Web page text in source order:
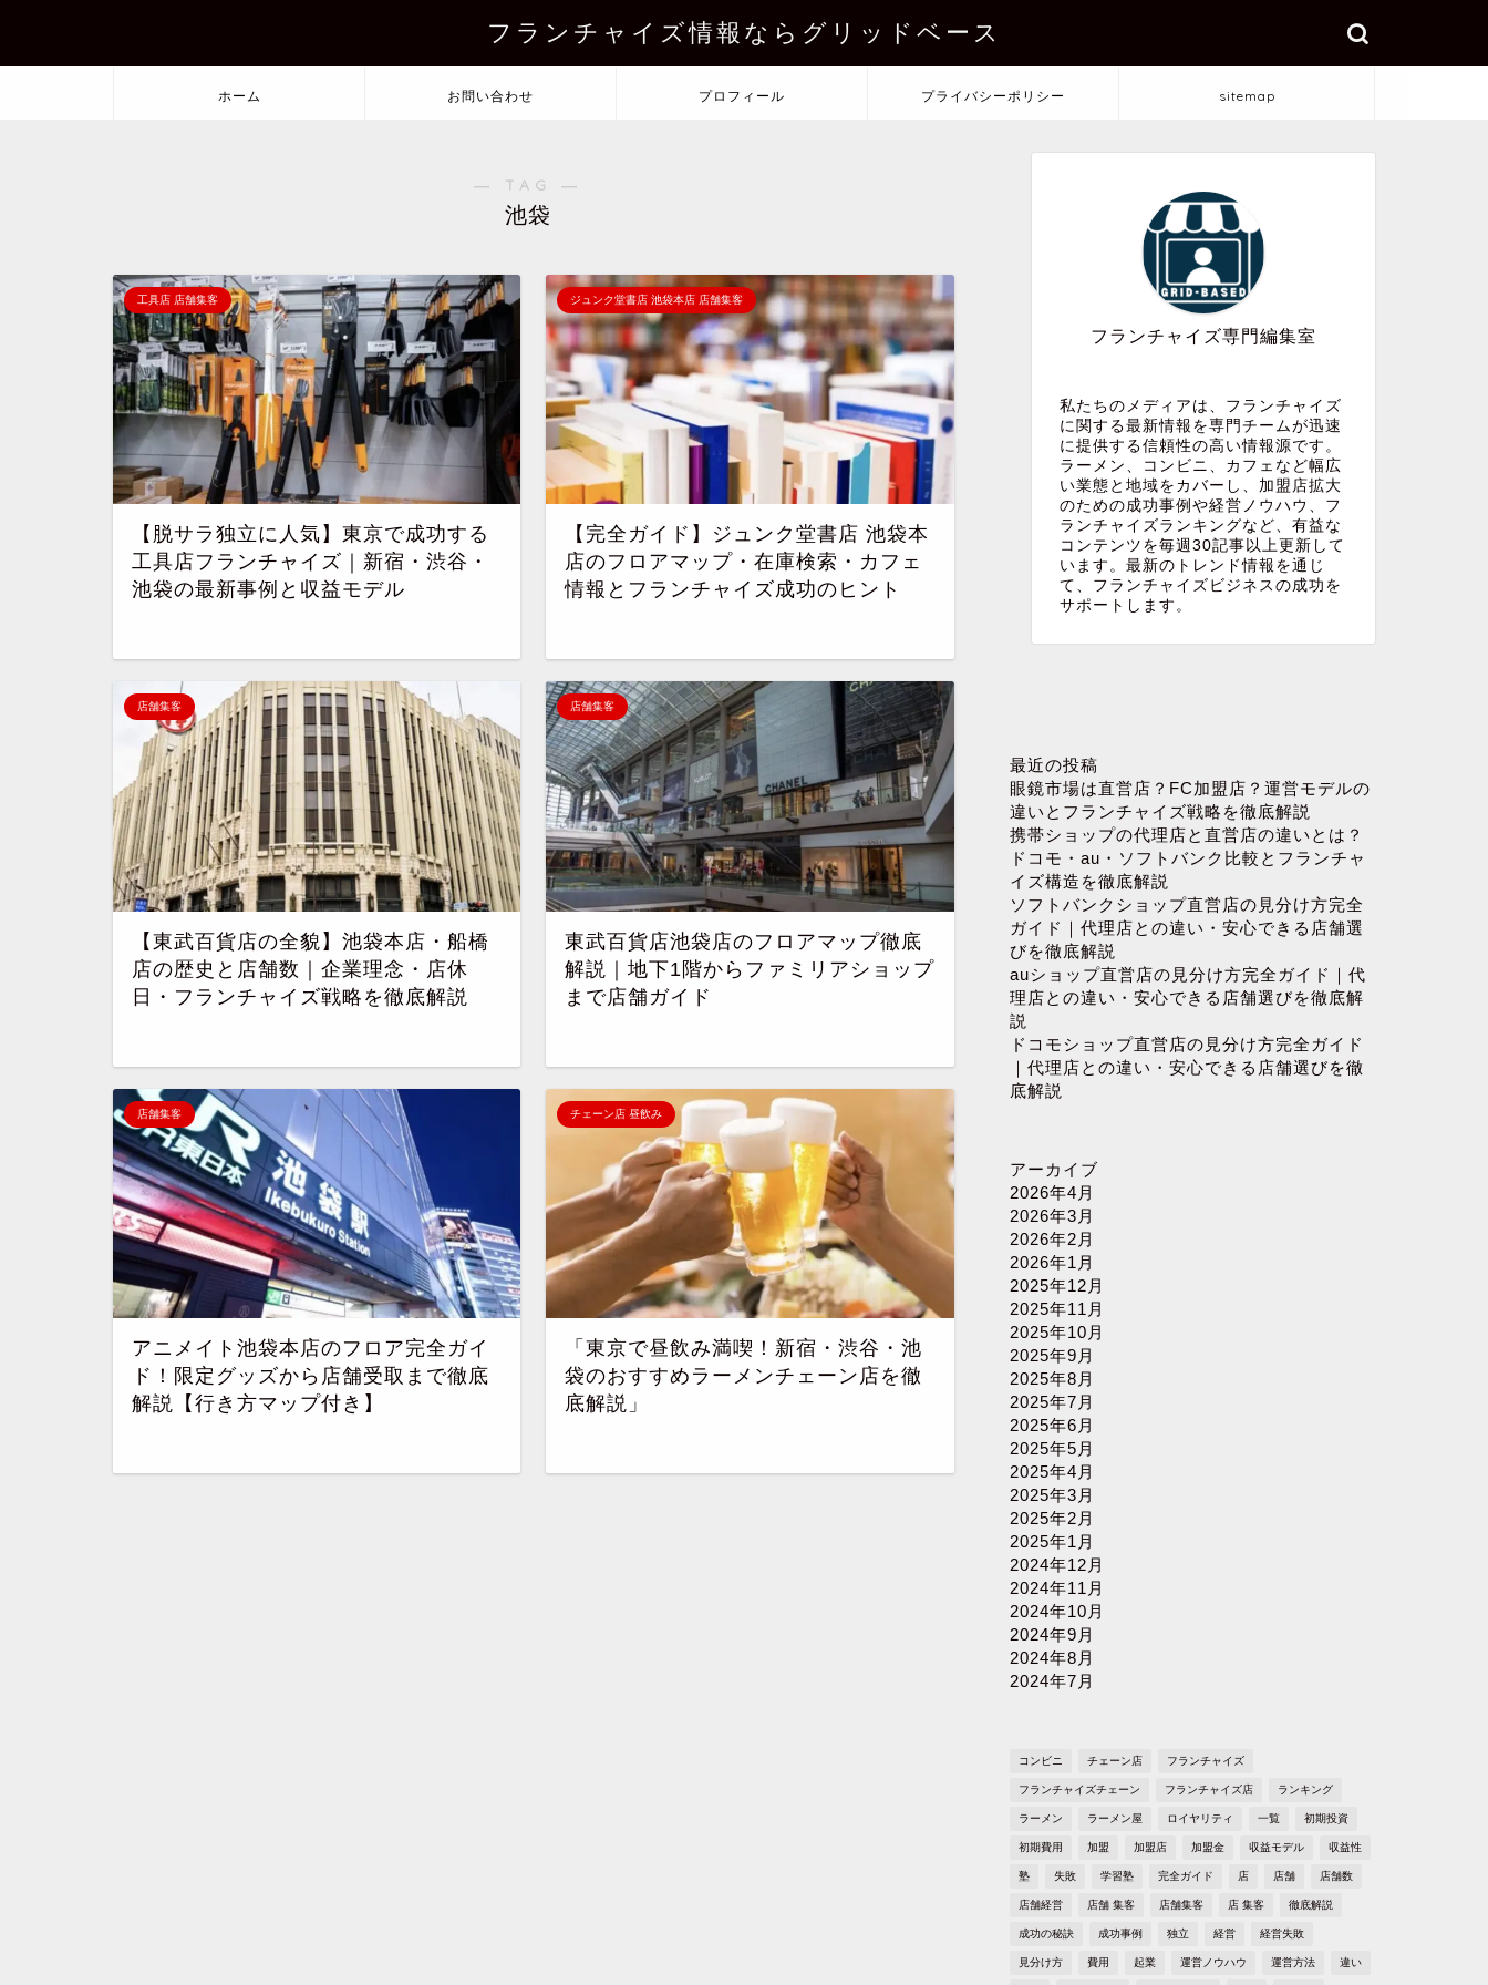
フランチャイズ情報ならグリッドベース
ホーム お問い合わせ プロフィール プライバシーポリシー sitemap
― TAG ―
池袋
工具店 店舗集客
【脱サラ独立に人気】東京で成功する
工具店フランチャイズ｜新宿・渋谷・
池袋の最新事例と収益モデル
ジュンク堂書店 池袋本店 店舗集客
【完全ガイド】ジュンク堂書店 池袋本
店のフロアマップ・在庫検索・カフェ
情報とフランチャイズ成功のヒント
店舗集客
【東武百貨店の全貌】池袋本店・船橋
店の歴史と店舗数｜企業理念・店休
日・フランチャイズ戦略を徹底解説
店舗集客
東武百貨店池袋店のフロアマップ徹底
解説｜地下1階からファミリアショップ
まで店舗ガイド
店舗集客
アニメイト池袋本店のフロア完全ガイ
ド！限定グッズから店舗受取まで徹底
解説【行き方マップ付き】
チェーン店 昼飲み
「東京で昼飲み満喫！新宿・渋谷・池
袋のおすすめラーメンチェーン店を徹
底解説」
フランチャイズ専門編集室
私たちのメディアは、フランチャイズ
に関する最新情報を専門チームが迅速
に提供する信頼性の高い情報源です。
ラーメン、コンビニ、カフェなど幅広
い業態と地域をカバーし、加盟店拡大
のための成功事例や経営ノウハウ、フ
ランチャイズランキングなど、有益な
コンテンツを毎週30記事以上更新して
います。最新のトレンド情報を通じ
て、フランチャイズビジネスの成功を
サポートします。
最近の投稿
眼鏡市場は直営店？FC加盟店？運営モデルの
違いとフランチャイズ戦略を徹底解説
携帯ショップの代理店と直営店の違いとは？
ドコモ・au・ソフトバンク比較とフランチャ
イズ構造を徹底解説
ソフトバンクショップ直営店の見分け方完全
ガイド｜代理店との違い・安心できる店舗選
びを徹底解説
auショップ直営店の見分け方完全ガイド｜代
理店との違い・安心できる店舗選びを徹底解
説
ドコモショップ直営店の見分け方完全ガイド
｜代理店との違い・安心できる店舗選びを徹
底解説
アーカイブ
2026年4月
2026年3月
2026年2月
2026年1月
2025年12月
2025年11月
2025年10月
2025年9月
2025年8月
2025年7月
2025年6月
2025年5月
2025年4月
2025年3月
2025年2月
2025年1月
2024年12月
2024年11月
2024年10月
2024年9月
2024年8月
2024年7月
コンビニ チェーン店 フランチャイズ
フランチャイズチェーン フランチャイズ店 ランキング
ラーメン ラーメン屋 ロイヤリティ 一覧 初期投資
初期費用 加盟 加盟店 加盟金 収益モデル 収益性
塾 失敗 学習塾 完全ガイド 店 店舗 店舗数
店舗経営 店舗 集客 店舗集客 店 集客 徹底解説
成功の秘訣 成功事例 独立 経営 経営失敗
見分け方 費用 起業 運営ノウハウ 運営方法 違い